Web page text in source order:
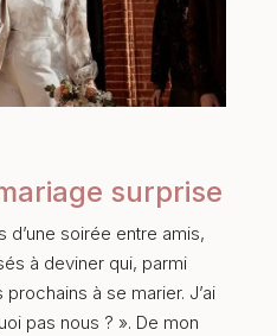
surprise
d’une soirée entre amis,
à deviner qui, parmi
à se marier. J’ai
pas nous ? ». De mon